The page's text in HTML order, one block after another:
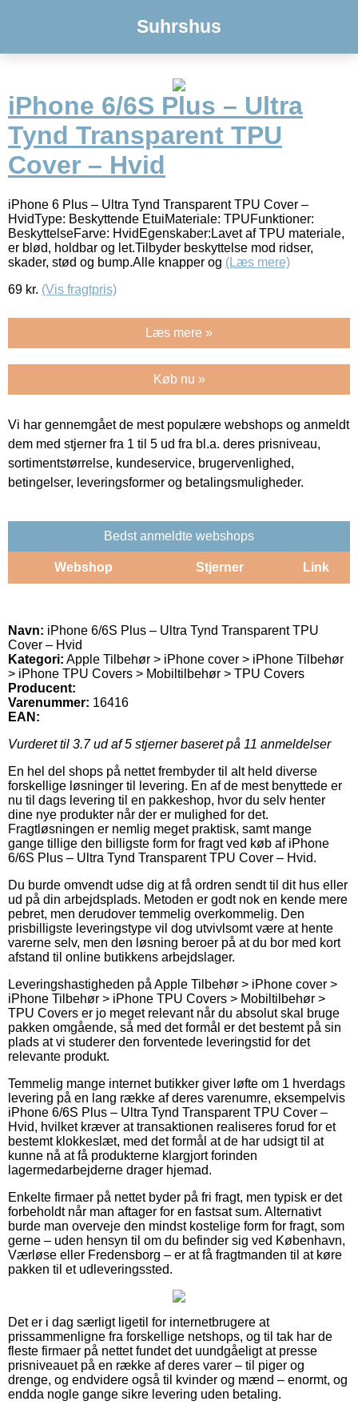
Suhrshus
iPhone 6/6S Plus – Ultra
Tynd Transparent TPU
Cover – Hvid
iPhone 6 Plus – Ultra Tynd Transparent TPU Cover –
HvidType: Beskyttende EtuiMateriale: TPUFunktioner:
BeskyttelseFarve: HvidEgenskaber:Lavet af TPU materiale,
er blød, holdbar og let.Tilbyder beskyttelse mod ridser,
skader, stød og bump.Alle knapper og (Læs mere)
69 kr. (Vis fragtpris)
Læs mere »
Køb nu »
Vi har gennemgået de mest populære webshops og anmeldt
dem med stjerner fra 1 til 5 ud fra bl.a. deres prisniveau,
sortimentstørrelse, kundeservice, brugervenlighed,
betingelser, leveringsformer og betalingsmuligheder.
Bedst anmeldte webshops
Webshop Stjerner Link
Navn: iPhone 6/6S Plus – Ultra Tynd Transparent TPU
Cover – Hvid
Kategori: Apple Tilbehør > iPhone cover > iPhone Tilbehør
> iPhone TPU Covers > Mobiltilbehør > TPU Covers
Producent:
Varenummer: 16416
EAN:
Vurderet til 3.7ud af 5 stjerner baseret på 11 anmeldelser
En hel del shops på nettet frembyder til alt held diverse
forskellige løsninger til levering. En af de mest benyttede er
nu til dags levering til en pakkeshop, hvor du selv henter
dine nye produkter når der er mulighed for det.
Fragtløsningen er nemlig meget praktisk, samt mange
gange tillige den billigste form for fragt ved køb af iPhone
6/6S Plus – Ultra Tynd Transparent TPU Cover – Hvid.
Du burde omvendt udse dig at få ordren sendt til dit hus eller
ud på din arbejdsplads. Metoden er godt nok en kende mere
pebret, men derudover temmelig overkommelig. Den
prisbilligste leveringstype vil dog utvivlsomt være at hente
varerne selv, men den løsning beroer på at du bor med kort
afstand til online butikkens arbejdslager.
Leveringshastigheden på Apple Tilbehør > iPhone cover >
iPhone Tilbehør > iPhone TPU Covers > Mobiltilbehør >
TPU Covers er jo meget relevant når du absolut skal bruge
pakken omgående, så med det formål er det bestemt på sin
plads at vi studerer den forventede leveringstid for det
relevante produkt.
Temmelig mange internet butikker giver løfte om 1 hverdags
levering på en lang række af deres varenumre, eksempelvis
iPhone 6/6S Plus – Ultra Tynd Transparent TPU Cover –
Hvid, hvilket kræver at transaktionen realiseres forud for et
bestemt klokkeslæt, med det formål at de har udsigt til at
kunne nå at få produkterne klargjort forinden
lagermedarbejderne drager hjemad.
Enkelte firmaer på nettet byder på fri fragt, men typisk er det
forbeholdt når man aftager for en fastsat sum. Alternativt
burde man overveje den mindst kostelige form for fragt, som
gerne – uden hensyn til om du befinder sig ved København,
Værløse eller Fredensborg – er at få fragtmanden til at køre
pakken til et udleveringssted.
Det er i dag særligt ligetil for internetbrugere at
prissammenligne fra forskellige netshops, og til tak har de
fleste firmaer på nettet fundet det uundgåeligt at presse
prisniveauet på en række af deres varer – til piger og
drenge, og endvidere også til kvinder og mænd – enormt, og
endda nogle gange sikre levering uden betaling.